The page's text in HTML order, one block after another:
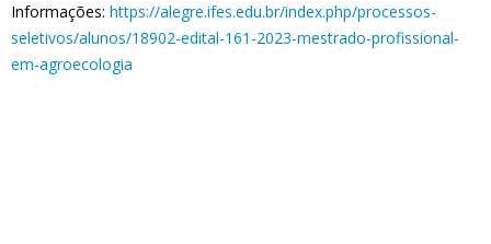
Informações: https://alegre.ifes.edu.br/index.php/processos-
seletivos/alunos/18902-edital-161-2023-mestrado-profissional-
em-agroecologia